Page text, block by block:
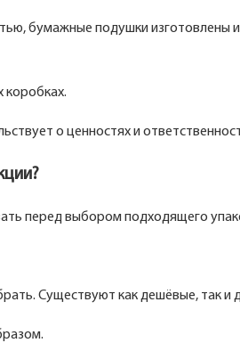
бумажные подушки изготовлены
коробках.
о ценностях и
перед выбором подходящего
Существуют как дешёвые, так и